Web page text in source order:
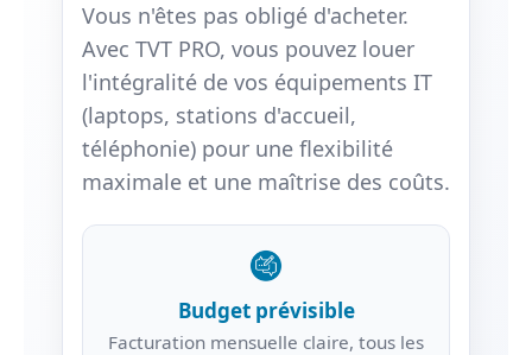
Vous n'êtes pas obligé d'acheter.
Avec TVT PRO, vous pouvez louer
l'intégralité de vos équipements IT
(laptops, stations d'accueil,
téléphonie) pour une flexibilité
maximale et une maîtrise des coûts.
Budget prévisible
Facturation mensuelle claire, tous les